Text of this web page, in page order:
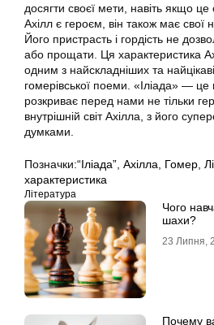
досягти своєї мети, навіть якщо
Ахілл є героєм, він також має свої
Його пристрасть і гордість не
або прощати. Ця характеристика
одним з найскладніших та
гомерівської поеми. «Іліада» — це
розкриває перед нами не тільки
внутрішній світ Ахілла, з його
думками.
Позначки:“Іліада” Ахілла Гомер
характеристика
Література
Чого
шахи?
23 Липня,
Почему